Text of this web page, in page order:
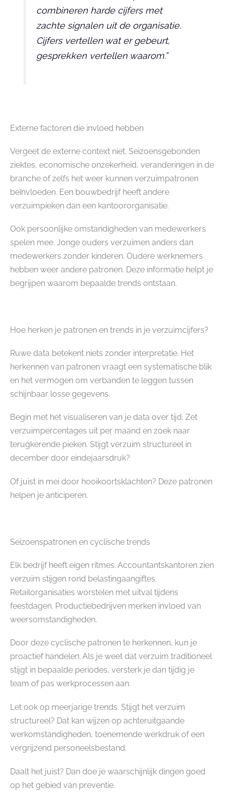
combineren harde cijfers met
zachte signalen uit de organisatie.
Cijfers vertellen wat er gebeurt,
gesprekken vertellen waarom.”
Externe factoren die invloed hebben
Vergeet de externe context niet. Seizoensgebonden
ziektes, economische onzekerheid, veranderingen in de
branche of zelfs het weer kunnen verzuimpatronen
beïnvloeden. Een bouwbedrijf heeft andere
verzuimpieken dan een kantoororganisatie.
Ook persoonlijke omstandigheden van medewerkers
spelen mee. Jonge ouders verzuimen anders dan
medewerkers zonder kinderen. Oudere werknemers
hebben weer andere patronen. Deze informatie helpt je
begrijpen waarom bepaalde trends ontstaan.
Hoe herken je patronen en trends in je verzuimcijfers?
Ruwe data betekent niets zonder interpretatie. Het
herkennen van patronen vraagt een systematische blik
en het vermogen om verbanden te leggen tussen
schijnbaar losse gegevens.
Begin met het visualiseren van je data over tijd. Zet
verzuimpercentages uit per maand en zoek naar
terugkerende pieken. Stijgt verzuim structureel in
december door eindejaarsdruk?
Of juist in mei door hooikoortsklachten? Deze patronen
helpen je anticiperen.
Seizoenspatronen en cyclische trends
Elk bedrijf heeft eigen ritmes. Accountantskantoren zien
verzuim stijgen rond belastingaangiftes.
Retailorganisaties worstelen met uitval tijdens
feestdagen. Productiebedrijven merken invloed van
weersomstandigheden.
Door deze cyclische patronen te herkennen, kun je
proactief handelen. Als je weet dat verzuim traditioneel
stijgt in bepaalde periodes, versterk je dan tijdig je
team of pas werkprocessen aan.
Let ook op meerjarige trends. Stijgt het verzuim
structureel? Dat kan wijzen op achteruitgaande
werkomstandigheden, toenemende werkdruk of een
vergrijzend personeelsbestand.
Daalt het juist? Dan doe je waarschijnlijk dingen goed
op het gebied van preventie.